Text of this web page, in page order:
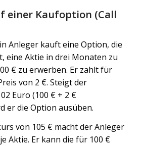
einer Kaufoption (Call
Anleger kauft eine Option, die
eine Aktie in drei Monaten zu
€ zu erwerben. Er zahlt für
von 2 €. Steigt der
Euro (100 € + 2 €
er die Option ausüben.
von 105 € macht der Anleger
Aktie. Er kann die für 100 €